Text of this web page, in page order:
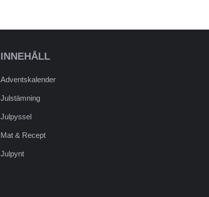
INNEHÅLL
Adventskalender
Julstämning
Julpyssel
Mat & Recept
Julpynt